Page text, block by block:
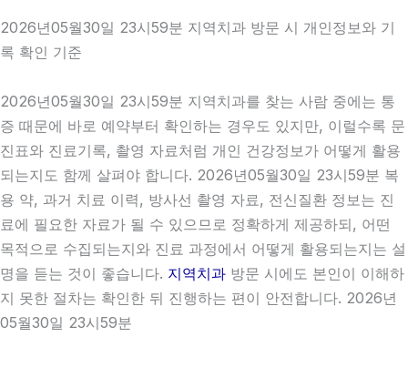
2026년05월30일 23시59분 지역치과 방문 시 개인정보와 기
록 확인 기준
2026년05월30일 23시59분 지역치과를 찾는 사람 중에는 통
증 때문에 바로 예약부터 확인하는 경우도 있지만, 이럴수록 문
진표와 진료기록, 촬영 자료처럼 개인 건강정보가 어떻게 활용
되는지도 함께 살펴야 합니다. 2026년05월30일 23시59분 복
용 약, 과거 치료 이력, 방사선 촬영 자료, 전신질환 정보는 진
료에 필요한 자료가 될 수 있으므로 정확하게 제공하되, 어떤
목적으로 수집되는지와 진료 과정에서 어떻게 활용되는지는 설
명을 듣는 것이 좋습니다. 지역치과 방문 시에도 본인이 이해하
지 못한 절차는 확인한 뒤 진행하는 편이 안전합니다. 2026년
05월30일 23시59분